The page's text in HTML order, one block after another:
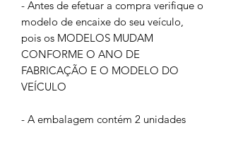
- Antes de efetuar a compra verifique o
modelo de encaixe do seu veículo,
pois os MODELOS MUDAM
CONFORME O ANO DE
FABRICAÇÃO E O MODELO DO
VEÍCULO
- A embalagem contém 2 unidades